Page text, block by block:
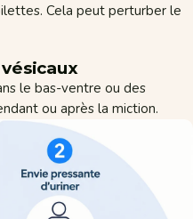
Cela peut perturber le
le bas-ventre ou des
ou après la miction.